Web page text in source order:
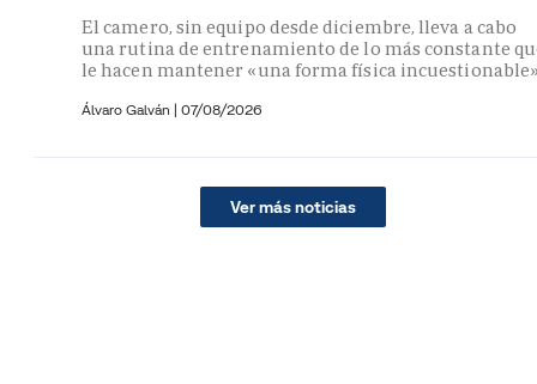
El camero, sin equipo desde diciembre, lleva a cabo
una rutina de entrenamiento de lo más constante
le hacen mantener «una forma física
Álvaro Galván | 07/08/2026
Ver más noticias